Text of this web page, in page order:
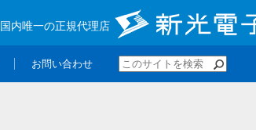
国内唯一の正規代理店
お問い合わせ